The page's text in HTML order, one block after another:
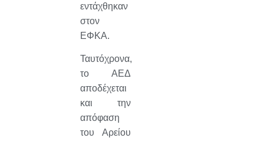
εντάχθηκαν
στον
ΕΦΚΑ.
Ταυτόχρονα,
το ΑΕΔ
αποδέχεται
και την
απόφαση
του Αρείου